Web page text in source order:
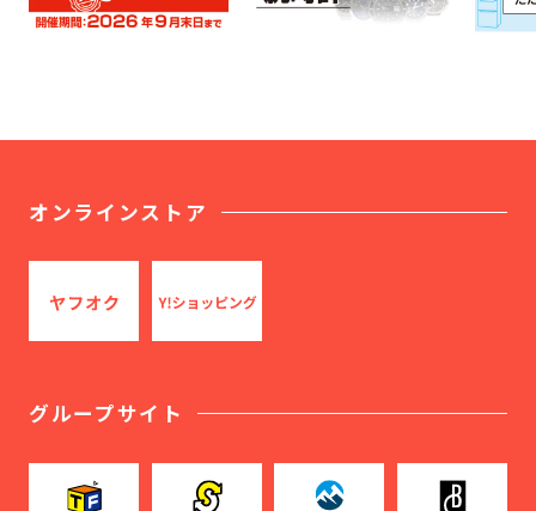
オンラインストア
グループサイト